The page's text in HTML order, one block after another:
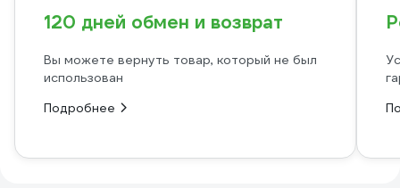
120 дней обмен и возврат
Вы можете вернуть товар, который не был
использован
Подробнее